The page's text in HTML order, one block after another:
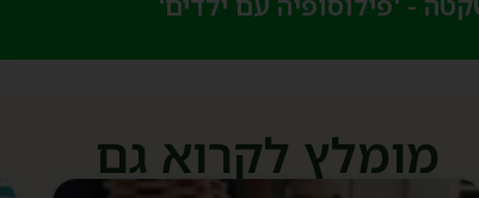
מומלץ לקרוא גם